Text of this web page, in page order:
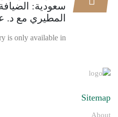
سعودية:
المطيري مع د.
is only available in
Sitemap
About